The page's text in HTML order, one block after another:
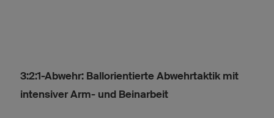
3:2:1-Abwehr: Ballorientierte Abwehrtaktik mit
intensiver Arm- und Beinarbeit